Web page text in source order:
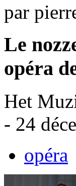
par
Le
opéra
Het
- 24
opéra